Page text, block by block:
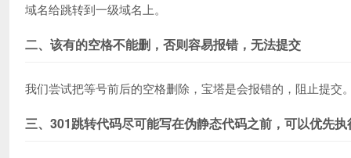
域名给跳转到一级域名上。
二、该有的空格不能删，否则容易报错，无法提交
我们尝试把等号前后的空格删除，宝塔是会报错的，阻止提
三、301跳转代码尽可能写在伪静态代码之前，可以优先执